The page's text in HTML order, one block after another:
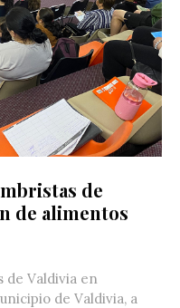
de
de alimentos
de Valdivia en
de Valdivia, a